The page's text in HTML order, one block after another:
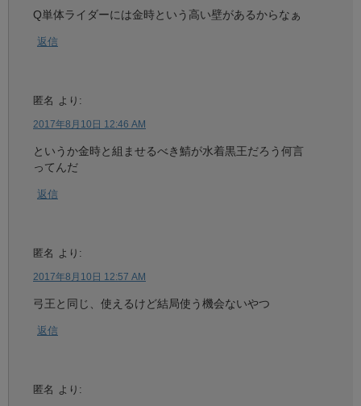
Q単体ライダーには金時という高い壁があるからなぁ
返信
匿名 より:
2017年8月10日 12:46 AM
というか金時と組ませるべき鯖が水着黒王だろう何言
ってんだ
返信
匿名 より:
2017年8月10日 12:57 AM
弓王と同じ、使えるけど結局使う機会ないやつ
返信
匿名 より: